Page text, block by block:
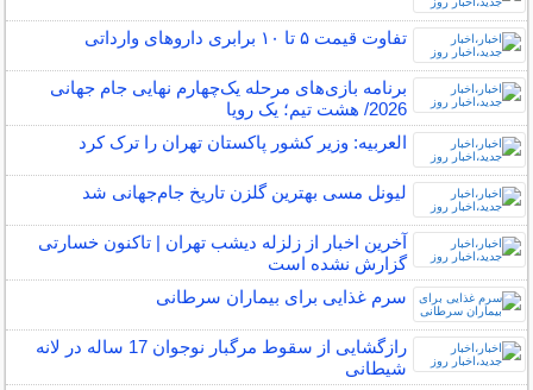
تفاوت قیمت ۵ تا ۱۰ برابری داروهای وارداتی
برنامه بازی‌های مرحله یک‌چهارم نهایی جام جهانی
2026/ هشت تیم؛ یک رویا
العربیه: وزیر کشور پاکستان تهران را ترک کرد
لیونل مسی بهترین گلزن تاریخ جام‌جهانی شد
آخرین اخبار از زلزله دیشب تهران | تاکنون خسارتی
گزارش نشده است
سرم غذایی برای بیماران سرطانی
رازگشایی از سقوط مرگبار نوجوان 17 ساله در لانه
شیطانی